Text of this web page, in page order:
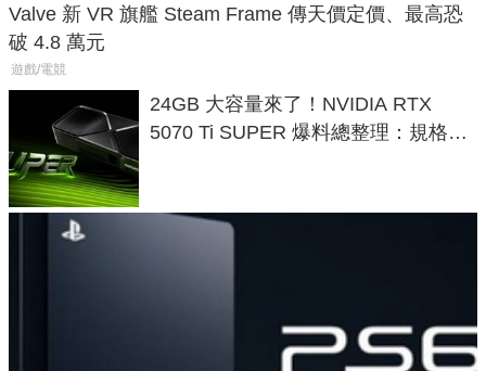
Valve 新 VR 旗艦 Steam Frame 傳天價定價、最高恐
破 4.8 萬元
遊戲/電競
24GB 大容量來了！NVIDIA RTX
5070 Ti SUPER 爆料總整理：規格、